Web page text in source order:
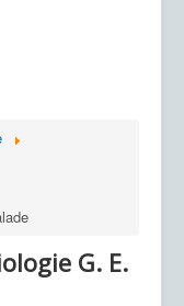
G. E.